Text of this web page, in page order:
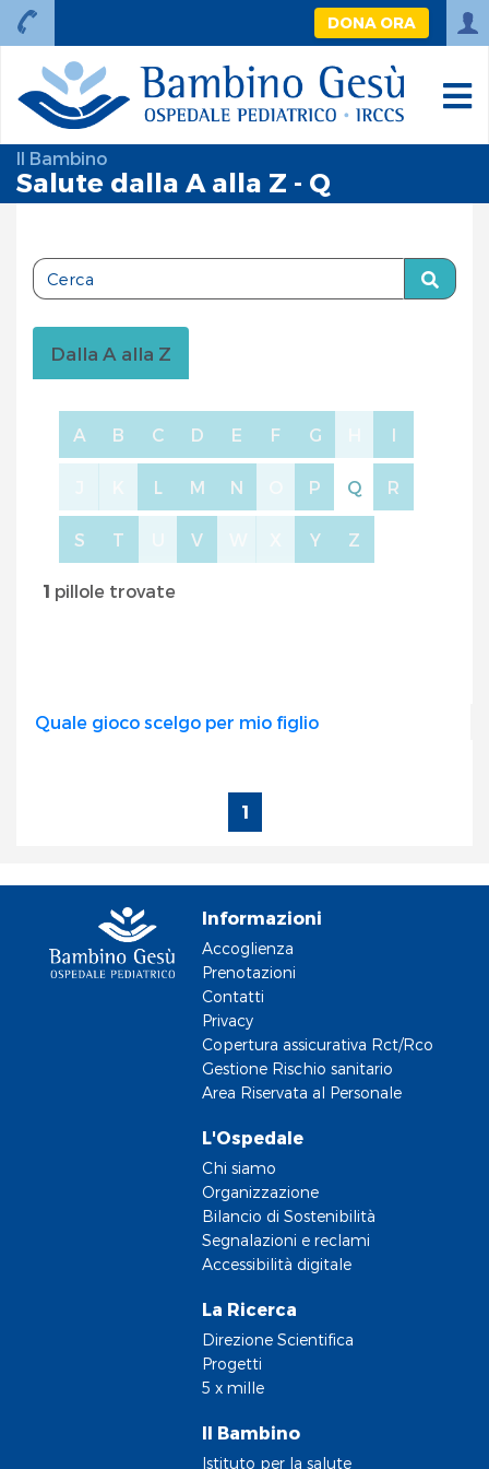
DONA ORA
Il Bambino
Salute dalla A alla Z - Q
Dalla A alla Z
A B C D E F G I
L M N P Q R
S T V Y Z
1 pillole trovate
Quale gioco scelgo per mio figlio
1
Informazioni
Accoglienza
Prenotazioni
Contatti
Privacy
Copertura assicurativa Rct/Rco
Gestione Rischio sanitario
Area Riservata al Personale
L'Ospedale
Chi siamo
Organizzazione
Bilancio di Sostenibilità
Segnalazioni e reclami
Accessibilità digitale
La Ricerca
Direzione Scientifica
Progetti
5 x mille
Il Bambino
Istituto per la salute